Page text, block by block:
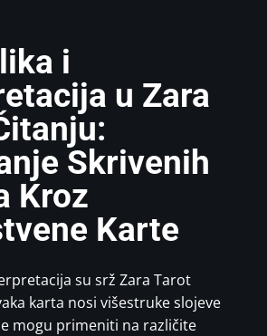
i
u Zara
Skrivenih
Kroz
Karte
su srž Zara Tarot
karta nosi višestruke slojeve
mogu primeniti na različite